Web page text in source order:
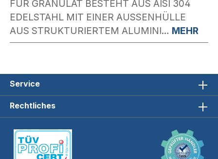
FÜR GRANULAT BESTEHT AUS AISI 304
EDELSTAHL MIT EINER AUSSENHÜLLE A
US STRUKTURIERTEM ALUMINI… MEHR
Service
Rechtliches